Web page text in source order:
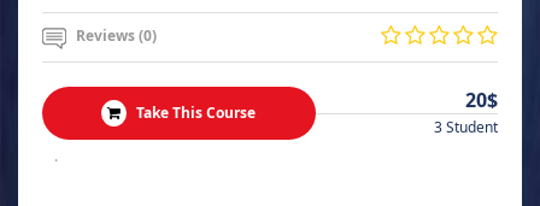
Reviews (0)
Take This Course 20$
3 Student
.